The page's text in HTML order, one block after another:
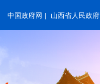
中国政府网 山西省人民政府